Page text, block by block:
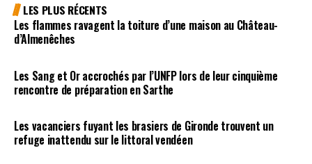
LES PLUS RÉCENTS
Les flammes ravagent la toiture d’une maison au Château-
d’Almenêches
Les Sang et Or accrochés par l’UNFP lors de leur cinquième
rencontre de préparation en Sarthe
Les vacanciers fuyant les brasiers de Gironde trouvent un
refuge inattendu sur le littoral vendéen